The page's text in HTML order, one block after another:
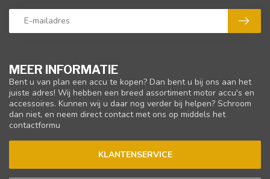
MEER INFORMATIE
Bent u van plan een accu te kopen? Dan bent u bij ons aan het
juiste adres! Wij hebben een breed assortiment motor accu's en
accessoires. Kunnen wij u daar nog verder bij helpen? Schroom
dan niet, en neem direct contact met ons op middels het
contactformu
KLANTENSERVICE